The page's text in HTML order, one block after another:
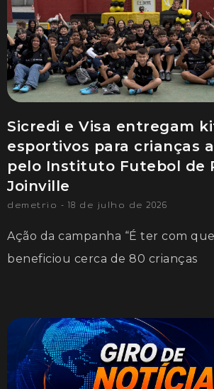
Sicredi e Visa entregam
esportivos para crianças
pelo Instituto Futebol de
Joinville
demetrio 18 de julho de 2026
Ação da campanha “É ter com
beneficiou cerca de 80 crianças